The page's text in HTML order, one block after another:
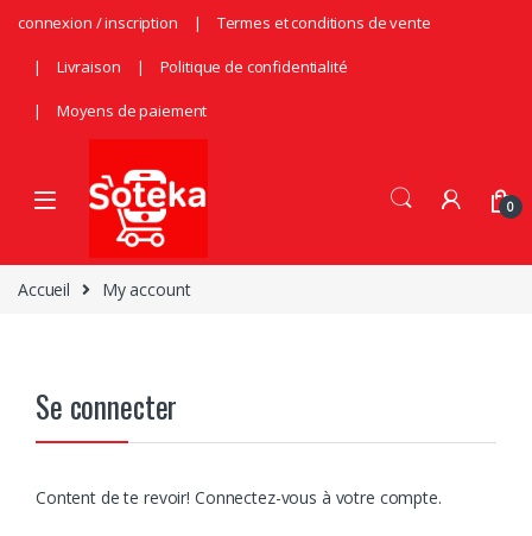
Skip to navigation
Skip to content
connexion / inscription Termes et conditions de vente
Livraison Politique de confidentialité
Moyens de paiement
0
Accueil My account
Se connecter
Content de te revoir! Connectez-vous à votre compte.